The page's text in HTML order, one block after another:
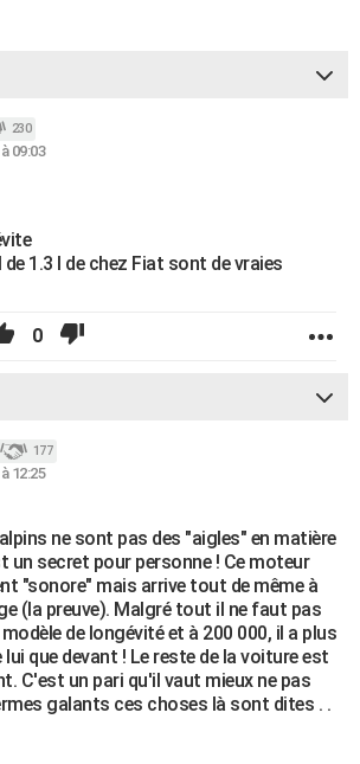
230
09:03
1.3 l de chez Fiat sont de vraies
0
177
12:25
ne sont pas des "aigles" en matière
un secret pour personne ! Ce moteur
"sonore" mais arrive tout de même à
(la preuve). Malgré tout il ne faut pas
de longévité et à 200 000, il a plus
lui que devant ! Le reste de la voiture est
C'est un pari qu'il vaut mieux ne pas
galants ces choses là sont dites . .